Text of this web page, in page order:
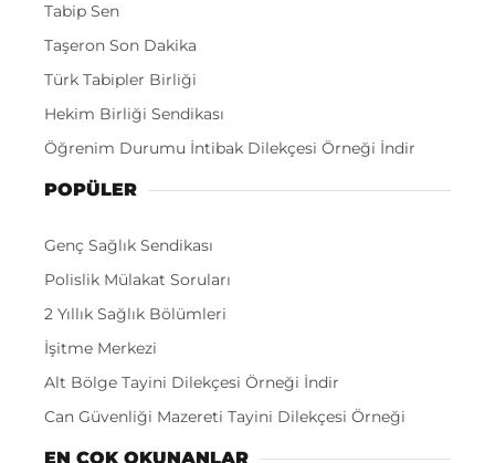
Tabip Sen
Taşeron Son Dakika
Türk Tabipler Birliği
Hekim Birliği Sendikası
Öğrenim Durumu İntibak Dilekçesi Örneği İndir
POPÜLER
Genç Sağlık Sendikası
Polislik Mülakat Soruları
2 Yıllık Sağlık Bölümleri
İşitme Merkezi
Alt Bölge Tayini Dilekçesi Örneği İndir
Can Güvenliği Mazereti Tayini Dilekçesi Örneği
EN ÇOK OKUNANLAR